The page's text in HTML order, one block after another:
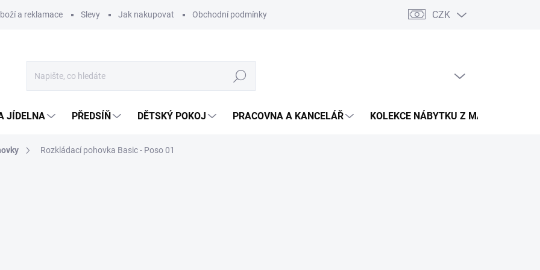
a reklamace Slevy Jak nakupovat Obchodní podmínky Podmínky ochrany osobních údajů Pojištění zásilky
CZK
Hledat
JÍDELNA PŘEDSÍŇ DĚTSKÝ POKOJ PRACOVNA A KANCELÁŘ KOLEKCE NÁBYTKU Z MASIVU
Rozkládací pohovka Basic - Poso 01